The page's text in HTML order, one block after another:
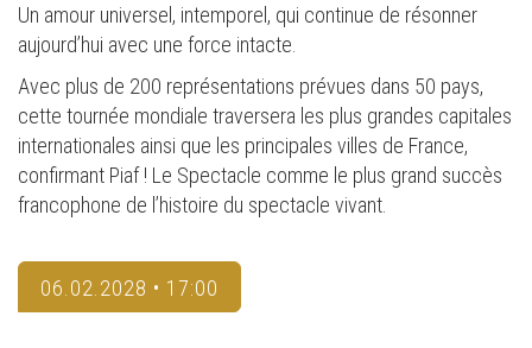
Un amour universel, intemporel, qui continue de résonner
aujourd’hui avec une force intacte.
Avec plus de 200 représentations prévues dans 50 pays,
cette tournée mondiale traversera les plus grandes capitales
internationales ainsi que les principales villes de France,
confirmant Piaf ! Le Spectacle comme le plus grand succès
francophone de l’histoire du spectacle vivant.
06.02.2028 • 17:00